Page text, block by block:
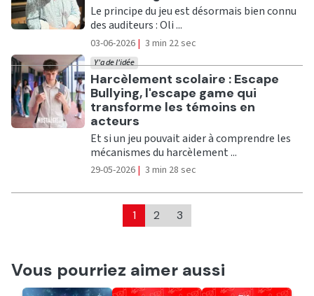
Le principe du jeu est désormais bien connu
des auditeurs : Oli ...
03-06-2026 | 3 min 22 sec
Ecouter
Harcèlement scolaire : Escape
Bullying, l'escape game qui
transforme les témoins en
acteurs
Y'a de l'idée
Et si un jeu pouvait aider à comprendre les
mécanismes du harcèlement ...
29-05-2026 | 3 min 28 sec
1 2 3
Vous pourriez aimer aussi